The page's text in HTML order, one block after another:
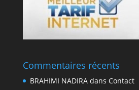
Commentaires récents
BRAHIMI NADIRAdans Contact